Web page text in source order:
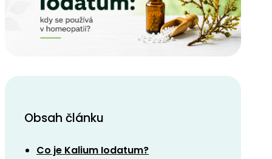
Obsah článku
Co je Kalium Iodatum?